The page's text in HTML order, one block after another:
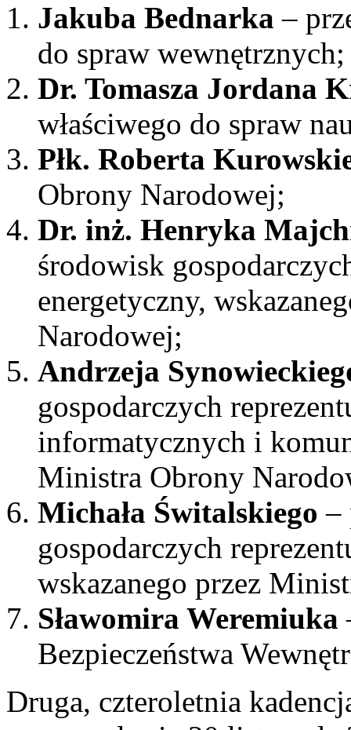
Jakuba Bednarka –
do spraw wewnętrznych;
Dr. Tomasza Jordana
właściwego do spraw
Płk. Roberta
Obrony Narodowej;
Dr. inż. Henryka
środowisk
energetyczny,
Narodowej;
Andrzeja
gospodarczych
informatycznych i
Ministra Obrony
Michała Świtalskiego –
gospodarczych
wskazanego przez
Sławomira Weremiuka
Bezpieczeństwa
Druga, czteroletnia